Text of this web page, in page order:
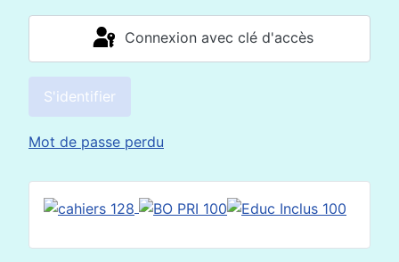
Connexion avec clé d'accès
S'identifier
Mot de passe perdu